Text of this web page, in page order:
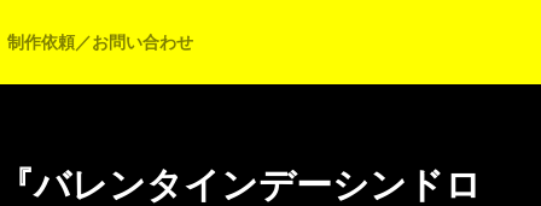
制作依頼／お問い合わせ
バレンタインデーシンドロ